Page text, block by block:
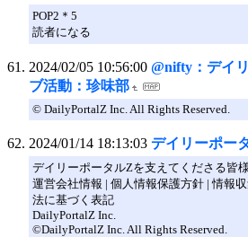
POP2＊5
読者になる
2024/02/05 10:56:00 @nifty：デイ
ブ活動：珍味部
© DailyPortalZ Inc. All Rights Reserved.
2024/01/14 18:13:03 デイリーポー
デイリーポータルZを支えてくださる皆様
運営会社情報 | 個人情報保護方針 | 情報
法に基づく表記
DailyPortalZ Inc.
©DailyPortalZ Inc. All Rights Reserved.